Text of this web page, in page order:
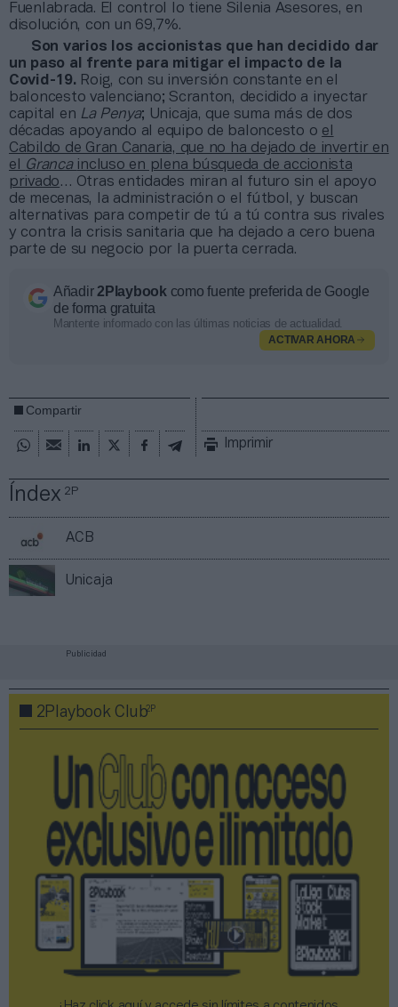
Índex2P
ACB
Unicaja
Fuenlabrada. El control lo tiene Silenia Asesores, en
disolución, con un 69,7%.
Son varios los accionistas que han decidido dar
un paso al frente para mitigar el impacto de la
Covid-19. Roig, con su inversión constante en el
baloncesto valenciano; Scranton, decidido a inyectar
capital en La Penya; Unicaja, que suma más de dos
décadas apoyando al equipo de baloncesto o el
Cabildo de Gran Canaria, que no ha dejado de invertir en
el
Granca incluso en plena búsqueda de accionista
privado … Otras entidades miran al futuro sin el apoyo
de mecenas, la administración o el fútbol, y buscan
alternativas para competir de tú a tú contra sus rivales
y contra la crisis sanitaria que ha dejado a cero buena
parte de su negocio por la puerta cerrada.
Añadir2Playbook como fuente preferida de Google
de forma gratuita
Mantente informado con las últimas noticias de actualidad.
ACTIVAR AHORA
Compartir
Imprimir
Publicidad
2Playbook Club2P